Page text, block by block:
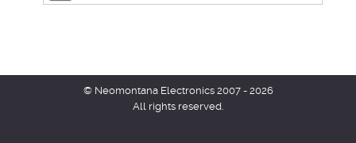
© Neomontana Electronics 2007 - 2026
All rights reserved.